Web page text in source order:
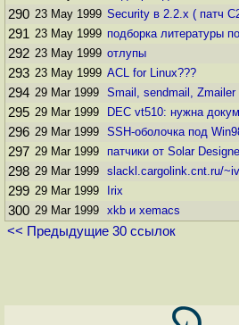
290 23 May 1999 Security в 2.2.x ( патч
291 23 May 1999 подбоpка литеpатypы
292 23 May 1999 отлупы
293 23 May 1999 ACL for Linux???
294 29 Mar 1999 Smail, sendmail, Zmailer
295 29 Mar 1999 DEC vt510: нужна
296 29 Mar 1999 SSH-оболочка под
297 29 Mar 1999 пaтчики oт Solar
298 29 Mar 1999 slackl.cargolink.cnt.ru/
299 29 Mar 1999 Irix
300 29 Mar 1999 xkb и xemacs
<< Предыдущие 30 ссылок